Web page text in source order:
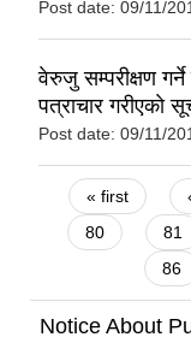
Post date: 09/11/
वेरुजु सम्परीक्षण
पत्राचार गरीएकाे
Post date: 09/11/
Pages
« first
80
81
86
Notice About